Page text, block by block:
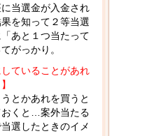
当選金が入金され
を知って２等当選
あと１つ当たって
がっかり。
していることがあれ
とかあれを買うと
くと…案外当たる
選したときのイメ